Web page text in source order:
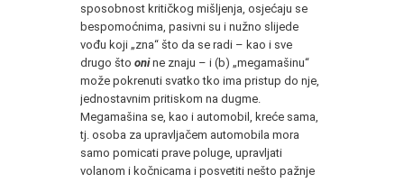
sposobnost kritičkog mišljenja, osjećaju se
bespomoćnima, pasivni su i nužno slijede
vođu koji „zna“ što da se radi – kao i sve
drugo što onine znaju – i (b) „megamašinu“
može pokrenuti svatko tko ima pristup do nje,
jednostavnim pritiskom na dugme.
Megamašina se, kao i automobil, kreće sama,
tj. osoba za upravljačem automobila mora
samo pomicati prave poluge, upravljati
volanom i kočnicama i posvetiti nešto pažnje